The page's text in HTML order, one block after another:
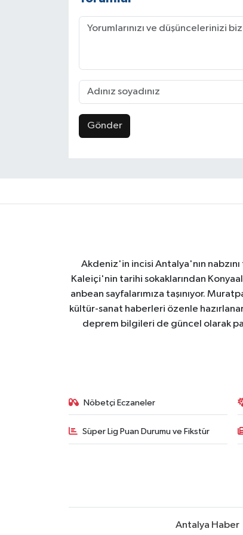
Gönder
Akdeniz'in incisi Antalya'nın nabzını
Kaleiçi'nin tarihi sokaklarından
anbean sayfalarımıza taşınıyor.
kültür-sanat haberleri özenle
deprem bilgileri de güncel olarak
Nöbetçi Eczaneler
Süper Lig Puan Durumu ve Fikstür
Antalya Haber